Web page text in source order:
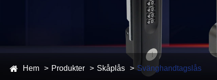
Hem Produkter Skåplås Svänghandtagslås